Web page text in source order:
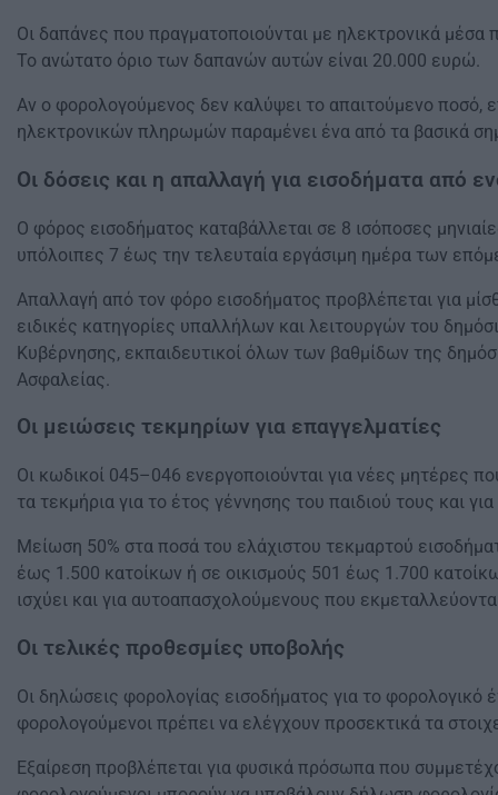
Οι δαπάνες που πραγματοποιούνται με ηλεκτρονικά
Το ανώτατο όριο των δαπανών αυτών είναι 20.000 ευρώ.
Αν ο φορολογούμενος δεν καλύψει το απαιτούμενο ποσό,
ηλεκτρονικών πληρωμών παραμένει ένα από τα βασικά
Οι δόσεις και η απαλλαγή για εισοδήματα από
Ο φόρος εισοδήματος καταβάλλεται σε 8 ισόποσες
υπόλοιπες 7 έως την τελευταία εργάσιμη ημέρα των
Απαλλαγή από τον φόρο εισοδήματος προβλέπεται για
ειδικές κατηγορίες υπαλλήλων και λειτουργών του
Κυβέρνησης, εκπαιδευτικοί όλων των βαθμίδων της
Ασφαλείας.
Οι μειώσεις τεκμηρίων για επαγγελματίες
Οι κωδικοί 045–046 ενεργοποιούνται για νέες μητέρες
τα τεκμήρια για το έτος γέννησης του παιδιού τους και
Μείωση 50% στα ποσά του ελάχιστου τεκμαρτού
έως 1.500 κατοίκων ή σε οικισμούς 501 έως 1.700
ισχύει και για αυτοαπασχολούμενους που
Οι τελικές προθεσμίες υποβολής
Οι δηλώσεις φορολογίας εισοδήματος για το φορολογικό
φορολογούμενοι πρέπει να ελέγχουν προσεκτικά τα
Εξαίρεση προβλέπεται για φυσικά πρόσωπα που